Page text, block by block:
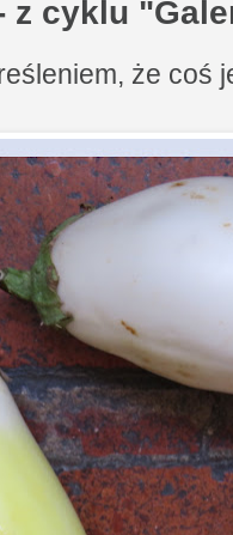
z cyklu
że coś